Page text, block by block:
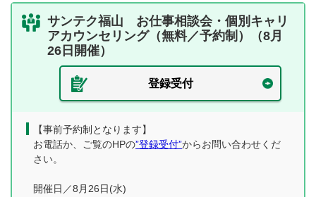
サンテク福山 お仕事相談会・個別キャリ
アカウンセリング（無料／予約制）（8月
26日開催）
登録受付
【事前予約制となります】
お電話か、ご覧のHPの”登録受付”からお問い合わせくだ
さい。
開催日／8月26日(水)